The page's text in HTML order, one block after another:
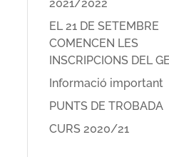
2021/2022
EL 21 DE SETEMBRE
COMENCEN LES
INSCRIPCIONS DEL
Informació important
PUNTS DE TROBADA
CURS 2020/21